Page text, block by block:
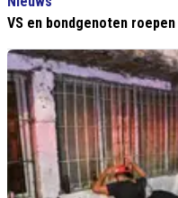
VS en bondgenoten